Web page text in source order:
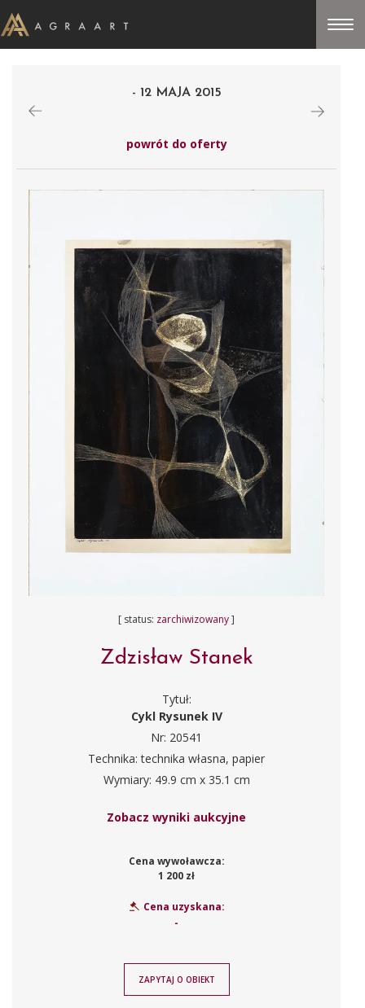
- 12 MAJA 2015
powrót do oferty
[ status: zarchiwizowany]
Zdzisław Stanek
Tytuł:
Cykl Rysunek IV
Nr: 20541
Technika: technika własna, papier
Wymiary: 49.9 cm x 35.1 cm
Zobacz wyniki aukcyjne
Cena wywoławcza:
1 200 zł
Cena uzyskana:
-
ZAPYTAJ O OBIEKT